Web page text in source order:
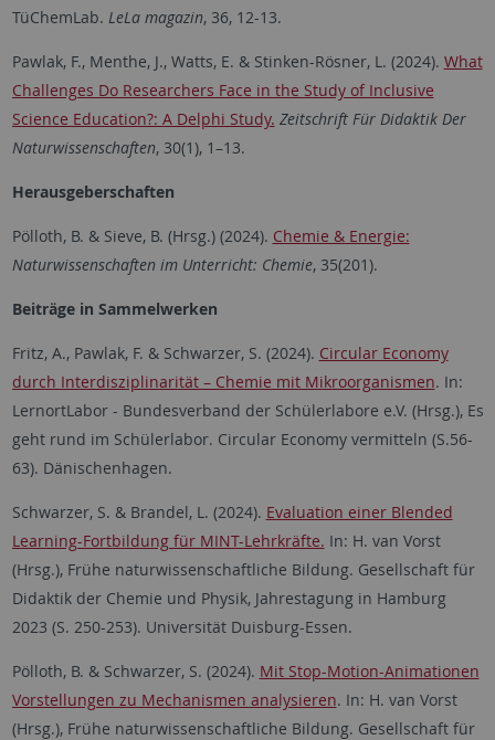
TüChemLab. LeLa magazin, 36, 12-13.
Pawlak, F., Menthe, J., Watts, E. & Stinken-Rösner, L. (2024). What
Challenges Do Researchers Face in the Study of Inclusive
Science Education?: A Delphi Study. Zeitschrift Für Didaktik Der
Naturwissenschaften, 30(1), 1–13.
Herausgeberschaften
Pölloth, B. & Sieve, B. (Hrsg.) (2024). Chemie & Energie:
Naturwissenschaften im Unterricht: Chemie, 35(201).
Beiträge in Sammelwerken
Fritz, A., Pawlak, F. & Schwarzer, S. (2024). Circular Economy
durch Interdisziplinarität – Chemie mit Mikroorganismen. In:
LernortLabor - Bundesverband der Schülerlabore e.V. (Hrsg.), Es
geht rund im Schülerlabor. Circular Economy vermitteln (S.56-
63). Dänischenhagen.
Schwarzer, S. & Brandel, L. (2024). Evaluation einer Blended
Learning-Fortbildung für MINT-Lehrkräfte. In: H. van Vorst
(Hrsg.), Frühe naturwissenschaftliche Bildung. Gesellschaft für
Didaktik der Chemie und Physik, Jahrestagung in Hamburg
2023 (S. 250-253). Universität Duisburg-Essen.
Pölloth, B. & Schwarzer, S. (2024). Mit Stop-Motion-Animationen
Vorstellungen zu Mechanismen analysieren. In: H. van Vorst
(Hrsg.), Frühe naturwissenschaftliche Bildung. Gesellschaft für